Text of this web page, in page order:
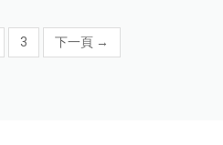
3 下一頁 →